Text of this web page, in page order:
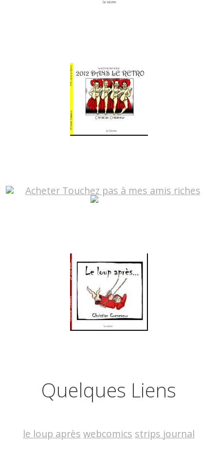
Quelques Liens
le loup après webcomics strips journal